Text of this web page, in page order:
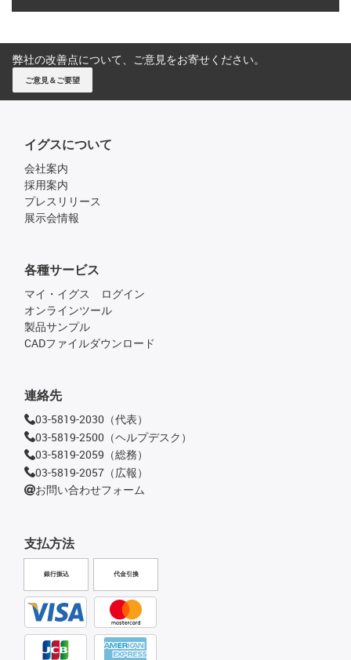
弊社の改善点について、ご意見をお寄せください。
ご意見＆ご要望
イグスについて
会社案内
採用案内
プレスリリース
展示会情報
支払方法
銀行振込 代金引換
各種サービス
マイ・イグス ログイン
オンラインツール
製品サンプル
CADファイルダウンロード
連絡先
03-5819-2030（代表）
03-5819-2500（ヘルプデスク）
03-5819-2059（総務）
03-5819-2057（広報）
お問い合わせフォーム